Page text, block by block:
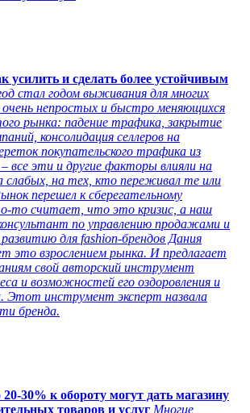
усилить и сделать более устойчивым
стал годом выживания для многих
очень непростых и быстро меняющихся
рынка: падение трафика, закрытие
консолидация селлеров на
покупательского трафика из
все эти и другие факторы влияли на
слабых, на тех, кто переживал те или
перешел к сберегательному
то считает, что это кризис, а наш
по управлению продажами и
для fashion-брендов Дания
это взрослением рынка. И предлагает
свой авторский инструмент
и возможностей его оздоровления и
Этот инструмент эксперт назвала
бренда.
20-30% к обороту могут дать магазину
товаров и услуг Многие